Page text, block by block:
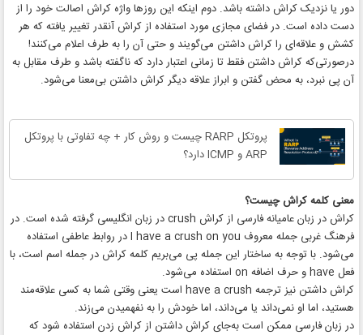
دور یا نزدیک کراش داشته باشد. دوم اینکه این روزها واژه کراش اصالت خود را از
دست داده است. در فضای مجازی مورد استفاده از کراش آنقدر تغییر یافته که هر
کشش و علاقه‌ای را کراش داشتن می‌گویند و حتی آن را به طرف اعلام می‌کنند!
درصورتی‌که کراش داشتن فقط تا زمانی اعتبار دارد که ناگفته باشد و طرف مقابل به
آن پی نبرد، به محض گفتن و ابراز علاقه دیگر کراش داشتن بی‌معنا می‌شود.
پروتکل RARP چیست و روش کار + چه تفاوتی با پروتکل
ARP و ICMP دارد؟
معنی کلمه کراش چیست؟
کراش در زبان عامیانه فارسی از کراش crush در زبان انگلیسی گرفته شده است. در
فرهنگ غربی جمله معروف I have a crush on you در روابط عاطفی استفاده
می‌شود. با توجه به ساختار این جمله پی می‌بریم کلمه کراش در جمله اسم است، با
فعل have و حرف اضافه on استفاده می‌شود.
کراش داشتن نیز ترجمه have a crush است یعنی وقتی شما به کسی علاقه‌مند
هستید، اما او نمی‌داند یا می‌داند، اما خودش را به نفهمیدن می‌زند.
در زبان فارسی ممکن است به‌جای کراش داشتن از کراش زدن استفاده شود که